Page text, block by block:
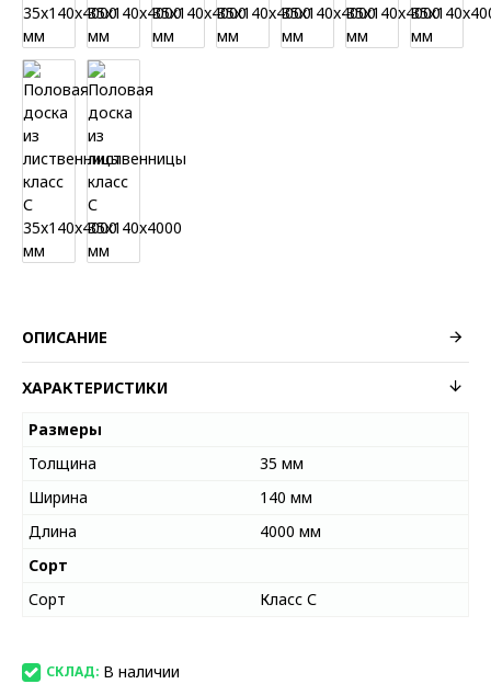
ОПИСАНИЕ
ХАРАКТЕРИСТИКИ
Размеры
Толщина
35 мм
Ширина
140 мм
Длина
4000 мм
Сорт
Сорт
Класс С
СКЛАД: В наличии